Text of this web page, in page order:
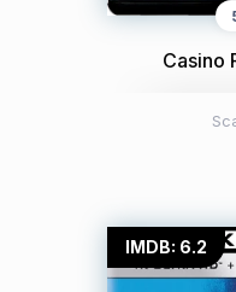
Casino
IMDB: 6.2